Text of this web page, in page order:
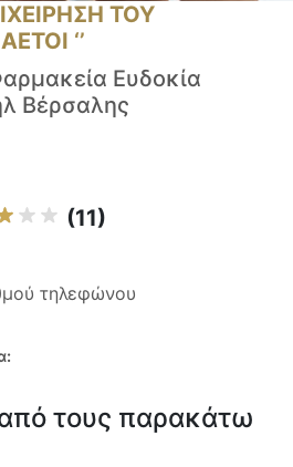
ΤΟΥ
‘’
Ευδοκία
Βέρσαλης
(11)
τηλεφώνου
τους παρακάτω